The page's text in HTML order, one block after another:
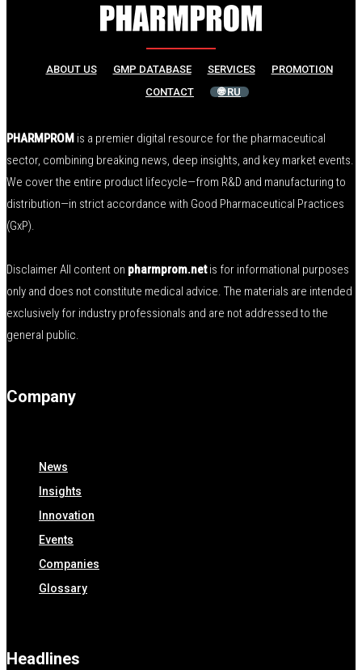
ABOUT US GMP DATABASE SERVICES
PROMOTION
CONTACT
🌐 RU
PHARMPROM is a premier digital resource for the pharmaceutical
sector, combining breaking news, deep insights, and key market events.
We cover the entire product lifecycle—from R&D and manufacturing to
distribution—in strict accordance with Good Pharmaceutical Practices
(GxP).
Disclaimer All content on pharmprom.netis for informational purposes
only and does not constitute medical advice. The materials are intended
exclusively for industry professionals and are not addressed to the
general public.
Company
News
Insights
Innovation
Events
Companies
Glossary
Headlines